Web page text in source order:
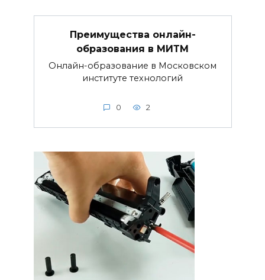
Преимущества онлайн-
образования в МИТМ
Онлайн-образование в Московском
институте технологий
0 2